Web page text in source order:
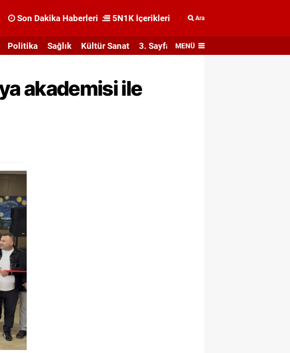
Son Dakika Haberleri 5N1K İçerikleri Ara
Politika Sağlık Kültür Sanat 3. Sayfa MENÜ
akademisi ile